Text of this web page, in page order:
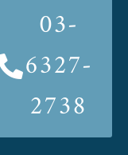
03-
6327-
2738